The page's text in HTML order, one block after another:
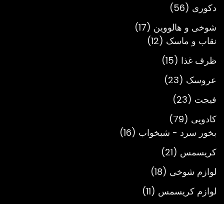
دکوری 56
56
محصول
شوخی و هالووین 17
17
نقاب و ماسک 12
12
ظرف غذا 15
15
محصول
عروسک 23
23
فیجت 23
23
محصول
کادویی 79
79
محصول
بخور سرد - شبخواب 16
16
کریسمس 21
21
محصول
لوازم شوخی 18
18
محصول
لوازم کریسمس 11
11